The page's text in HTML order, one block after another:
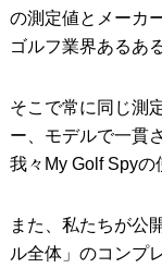
の測定値とメーカ
ゴルフ業界あるあ
そこで常に同じ測
ー、モデルで一貫
我々My Golf Spyの
また、私たちが公
ル全体」のコンプ